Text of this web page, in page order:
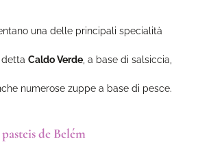
una delle principali specialità
Caldo Verde , a base di salsiccia,
numerose zuppe a base di pesce.
de Belém